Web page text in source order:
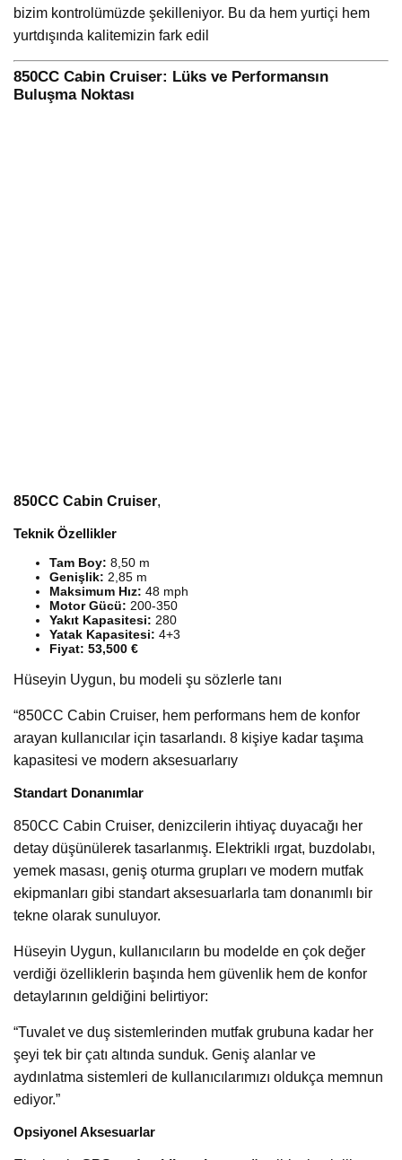
bizim kontrolümüzde şekilleniyor. Bu da hem yurtiçi hem
yurtdışında kalitemizin fark edil
850CC Cabin Cruiser: Lüks ve Performansın
Buluşma Noktası
850CC Cabin Cruiser,
Teknik Özellikler
Tam Boy: 8,50 m
Genişlik: 2,85 m
Maksimum Hız: 48 mph
Motor Gücü: 200-350
Yakıt Kapasitesi: 280
Yatak Kapasitesi: 4+3
Fiyat: 53,500 €
Hüseyin Uygun, bu modeli şu sözlerle tanı
“850CC Cabin Cruiser, hem performans hem de konfor
arayan kullanıcılar için tasarlandı. 8 kişiye kadar taşıma
kapasitesi ve modern aksesuarlarıy
Standart Donanımlar
850CC Cabin Cruiser, denizcilerin ihtiyaç duyacağı her
detay düşünülerek tasarlanmış. Elektrikli ırgat, buzdolabı,
yemek masası, geniş oturma grupları ve modern mutfak
ekipmanları gibi standart aksesuarlarla tam donanımlı bir
tekne olarak sunuluyor.
Hüseyin Uygun, kullanıcıların bu modelde en çok değer
verdiği özelliklerin başında hem güvenlik hem de konfor
detaylarının geldiğini belirtiyor:
“Tuvalet ve duş sistemlerinden mutfak grubuna kadar her
şeyi tek bir çatı altında sunduk. Geniş alanlar ve
aydınlatma sistemleri de kullanıcılarımızı oldukça memnun
ediyor.”
Opsiyonel Aksesuarlar